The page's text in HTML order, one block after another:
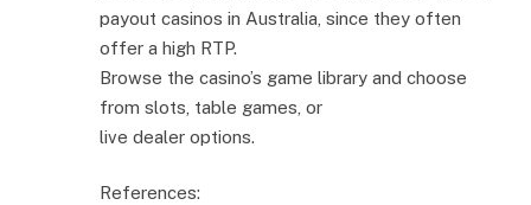
payout casinos in Australia, since they often
offer a high RTP.
Browse the casino’s game library and choose
from slots, table games, or
live dealer options.
References: